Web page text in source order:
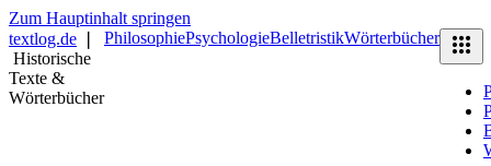
Zum Hauptinhalt springen
textlog.de
Historische
Texte &
Wörterbücher
PhilosophiePsychologieBelletristikWörterbücher